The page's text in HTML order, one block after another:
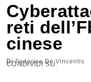
reti
cinese
DiFederica De Vincentis
CONDIVIDI SU: